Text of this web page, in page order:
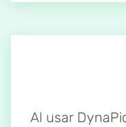
Al usar